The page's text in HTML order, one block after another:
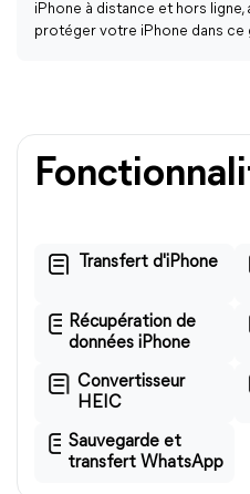
iPhone à distance et hors ligne,
protéger votre iPhone dans ce
Transfert d'iPhone
Récupération de
données iPhone
Convertisseur
HEIC
Sauvegarde et
transfert WhatsApp